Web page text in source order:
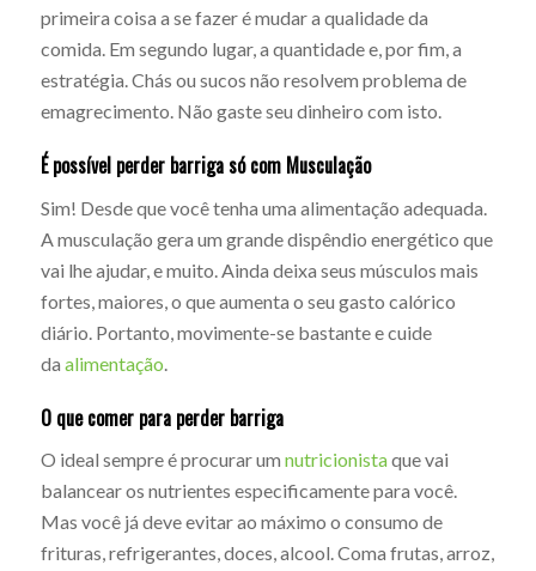
primeira coisa a se fazer é mudar a qualidade da
comida. Em segundo lugar, a quantidade e, por fim, a
estratégia. Chás ou sucos não resolvem problema de
emagrecimento. Não gaste seu dinheiro com isto.
É possível perder barriga só com Musculação
Sim! Desde que você tenha uma alimentação adequada.
A musculação gera um grande dispêndio energético que
vai lhe ajudar, e muito. Ainda deixa seus músculos mais
fortes, maiores, o que aumenta o seu gasto calórico
diário. Portanto, movimente-se bastante e cuide
da alimentação
O que comer para perder barriga
O ideal sempre é procurar um nutricionistaque vai
balancear os nutrientes especificamente para você.
Mas você já deve evitar ao máximo o consumo de
frituras, refrigerantes, doces, alcool. Coma frutas, arroz,